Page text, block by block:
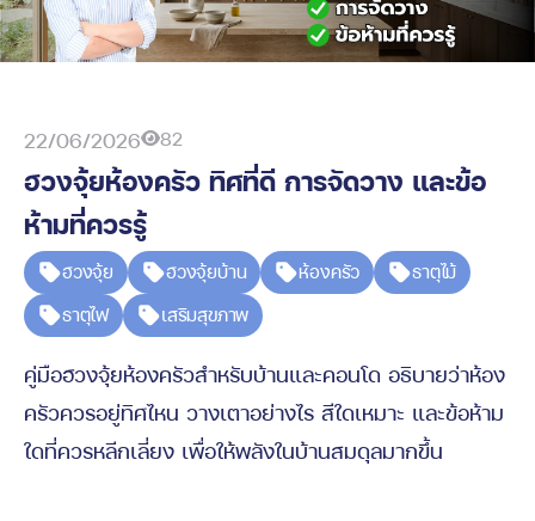
22/06/2026 82
ฮวงจุ้ยห้องครัว ทิศที่ดี การจัดวาง และข้อ
ห้ามที่ควรรู้
ฮวงจุ้ย ฮวงจุ้ยบ้าน ห้องครัว
ธาตุไม้
ธาตุไฟ
เสริมสุขภาพ
คู่มือฮวงจุ้ยห้องครัวสำหรับบ้านและคอนโด อธิบายว่าห้อง
ครัวควรอยู่ทิศไหน วางเตาอย่างไร สีใดเหมาะ และข้อห้าม
ใดที่ควรหลีกเลี่ยง เพื่อให้พลังในบ้านสมดุลมากขึ้น